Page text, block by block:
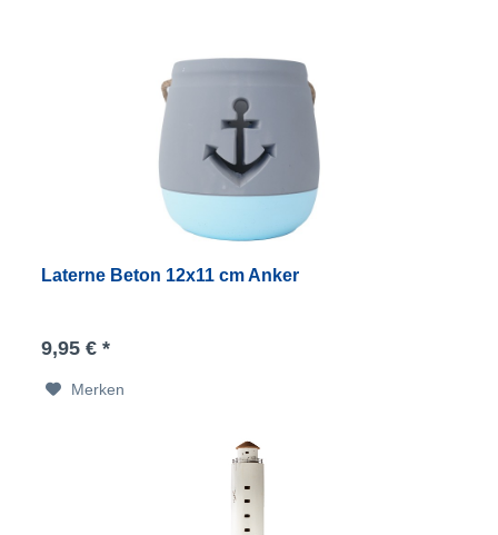
Laterne Beton 12x11 cm Anker
9,95 € *
Merken